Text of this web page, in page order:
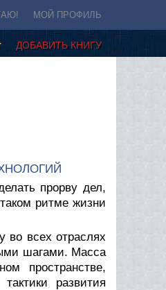
МОЙ ПРОФИЛЬ
ДОБАВИТЬ КНИГУ
прорву дел,
ритме жизни
во всех отраслях
шагами. Масса
пространстве,
развития